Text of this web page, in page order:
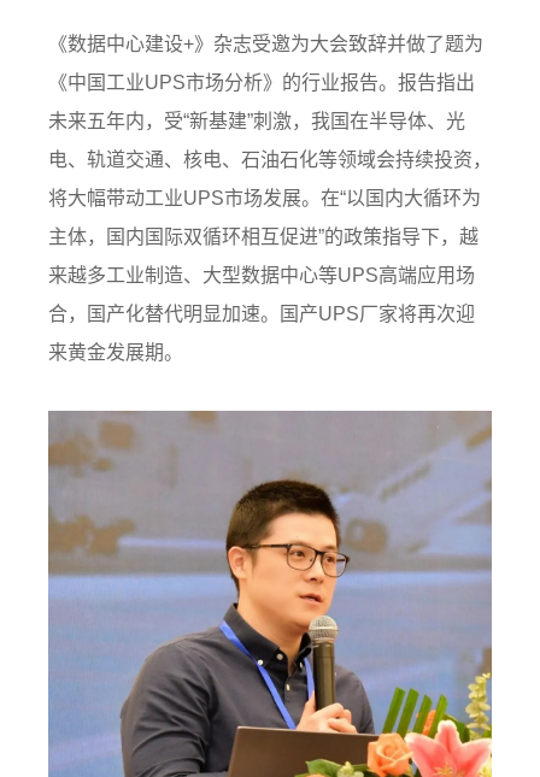
《数据中心建设+》杂志受邀为大会致辞并做了题为
《中国工业UPS市场分析》的行业报告。报告指出
未来五年内，受“新基建”刺激，我国在半导体、光
电、轨道交通、核电、石油石化等领域会持续投资，
将大幅带动工业UPS市场发展。在“以国内大循环为
主体，国内国际双循环相互促进”的政策指导下，越
来越多工业制造、大型数据中心等UPS高端应用场
合，国产化替代明显加速。国产UPS厂家将再次迎
来黄金发展期。